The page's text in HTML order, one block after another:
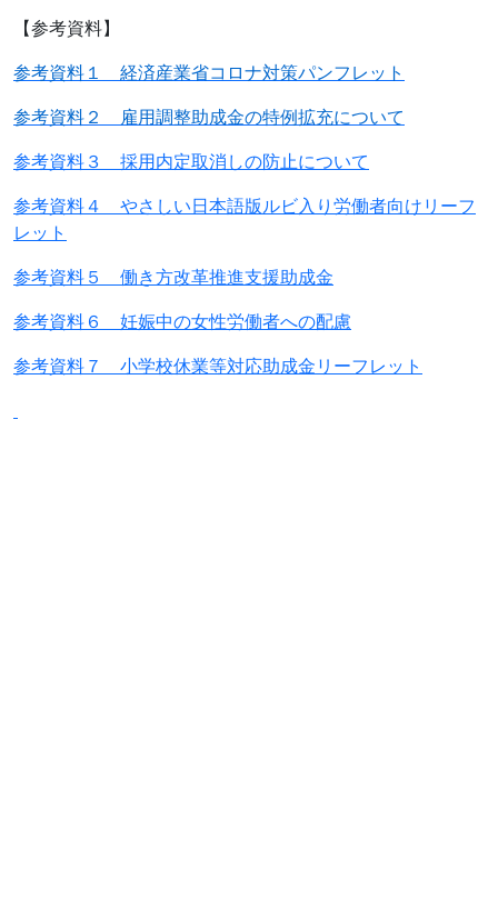
【参考資料】
参考資料１ 経済産業省コロナ対策パンフレット
参考資料２ 雇用調整助成金の特例拡充について
参考資料３ 採用内定取消しの防止について
参考資料４ やさしい日本語版ルビ入り労働者向けリーフ
レット
参考資料５ 働き方改革推進支援助成金
参考資料６ 妊娠中の女性労働者への配慮
参考資料７ 小学校休業等対応助成金リーフレット